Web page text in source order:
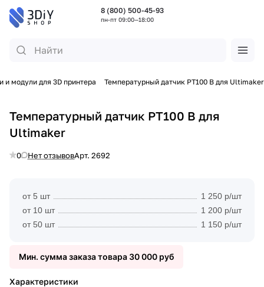
8 (800) 500-45-93
пн-пт 09:00—18:00
и модули для 3D принтера Температурный датчик PT100 B для Ultimaker
Температурный датчик PT100 B для
Ultimaker
0 Нет отзывовАрт. 2692
от 5 шт
1 250 р/шт
от 10 шт
1 200 р/шт
от 50 шт
1 150 р/шт
Мин. сумма заказа товара 30 000 руб
Характеристики